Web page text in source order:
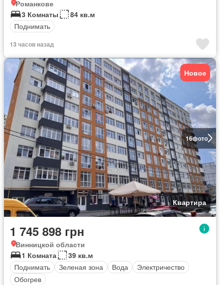
Романкове
3 Комнаты
84 кв.м
Поднимать
13 часов назад
16фото
Новое
Квартира
1 745 898 грн
Винницкой области
1 Комната
39 кв.м
Поднимать
Зеленая зона Вода
Электричество
Обогрев